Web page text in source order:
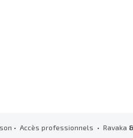
• Accès professionnels • Ravaka